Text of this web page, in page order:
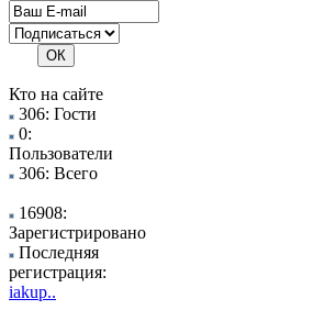
Кто на сайте
306: Гости
0:
Пользователи
306: Всего
16908:
Зарегистрировано
Последняя
регистрация:
iakup..